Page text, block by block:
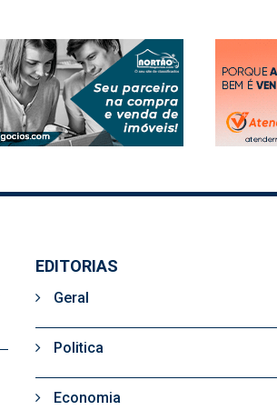
EDITORIAS
Geral
Politica
Economia